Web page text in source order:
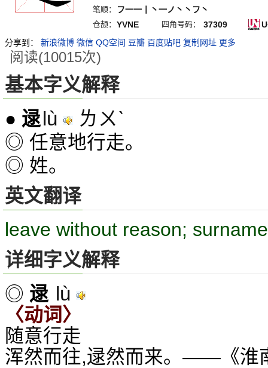
笔顺：
フ一一丨丶一ノ丶丶フ丶
仓颉： YVNE 四角号码： 37309
分享到：
新浪微博 微信 QQ空间 豆瓣 百度贴吧 复制网址 更多
阅读(10015次)
基本字义解释
● 逯lù ㄌㄨˋ
◎ 任意地行走。
◎ 姓。
英文翻译
leave without reason; surname
详细字义解释
◎ 逯 lù
〈动词〉
随意行走
浑然而往,逯然而来。——《淮